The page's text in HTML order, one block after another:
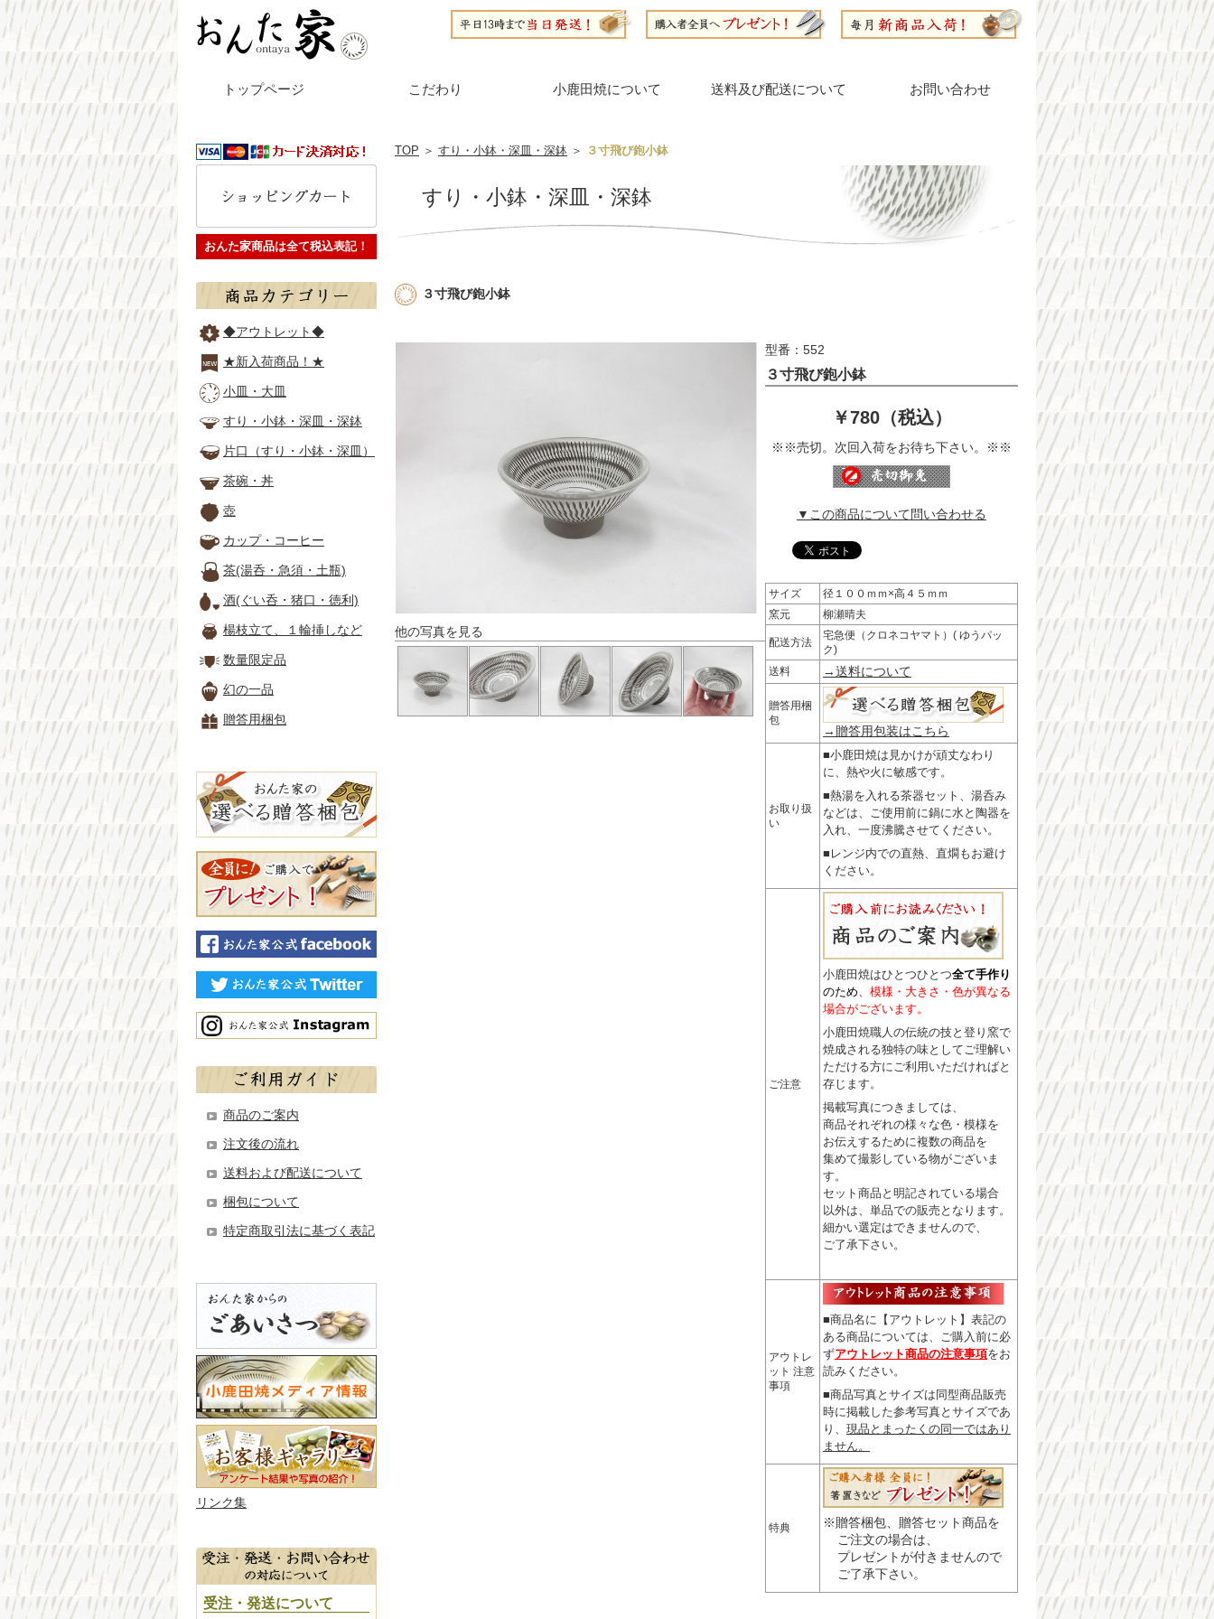
トップページ こだわり 小鹿田焼について 送料及び配送について お問い合わせ
TOP ＞ すり・小鉢・深皿・深鉢 ＞ ３寸飛び鉋小鉢
すり・小鉢・深皿・深鉢
３寸飛び鉋小鉢
他の写真を見る
型番：552
３寸飛び鉋小鉢
￥780（税込）
※※売切。次回入荷をお待ち下さい。※※
▼この商品について問い合わせる
サイズ
径１００ｍｍ×高４５ｍｍ
窯元
柳瀬晴夫
配送方法
宅急便（クロネコヤマト）( ゆうパッ
ク)
送料
→送料について
贈答用梱
包
→贈答用包装はこちら
お取り扱
い
■小鹿田焼は見かけが頑丈なわり
に、熱や火に敏感です。
■熱湯を入れる茶器セット、湯呑み
などは、ご使用前に鍋に水と陶器を
入れ、一度沸騰させてください。
■レンジ内での直熱、直燗もお避け
ください。
ご注意
小鹿田焼はひとつひとつ全て手作り
のため、 模様・大きさ・色が異なる
場合がございます。
小鹿田焼職人の伝統の技と登り窯で
焼成される独特の味としてご理解い
ただける方にご利用いただければと
存じます。
掲載写真につきましては、
商品それぞれの様々な色・模様を
お伝えするために複数の商品を
集めて撮影している物がございま
す。
セット商品と明記されている場合
以外は、単品での販売となります。
細かい選定はできませんので、
ご了承下さい。
アウトレ
ット 注意
事項
■商品名に【アウトレット】表記の
ある商品については、 ご購入前に必
ずアウトレット商品の注意事項をお
読みください。
■商品写真とサイズは同型商品販売
時に掲載した参考写真とサイズであ
り、 現品とまったくの同一ではあり
ません。
特典
※贈答梱包、贈答セット商品を
ご注文の場合は、
プレゼントが付きませんので
ご了承下さい。
おんた家商品は全て税込表記！
◆アウトレット◆
★新入荷商品！★
小皿・大皿
すり・小鉢・深皿・深鉢
片口（すり・小鉢・深皿）
茶碗・丼
壺
カップ・コーヒー
茶(湯呑・急須・土瓶)
酒(ぐい呑・猪口・徳利)
楊枝立て、１輪挿しなど
数量限定品
幻の一品
贈答用梱包
商品のご案内
注文後の流れ
送料および配送について
梱包について
特定商取引法に基づく表記
リンク集
受注・発送について